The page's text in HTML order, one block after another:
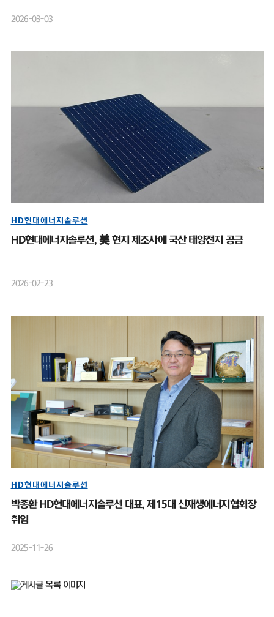
2026-03-03
HD현대에너지솔루션
HD현대에너지솔루션, 美 현지 제조사에 국산 태양전지 공급
2026-02-23
HD현대에너지솔루션
박종환 HD현대에너지솔루션 대표, 제15대 신재생에너지협회장
취임
2025-11-26